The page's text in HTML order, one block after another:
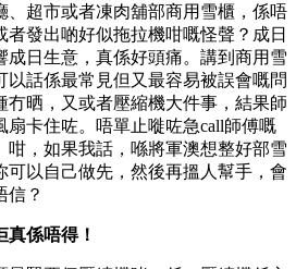
、超市或者凍肉舖部商用雪櫃，係唔
發出啲好似拖拉機咁嘅怪聲？成日
成日生意，真係好頭痛。講到商用雪
以話係最常見但又最容易被誤會嘅問
冇晒，又或者壓縮機大件事，結果師
扇卡住咗。唔單止嘥咗急call師傅嘅
咁，如果我話，喺將軍澳想整好部雪
可以自己做先，然後再搵人幫手，會
信？
係唔得！